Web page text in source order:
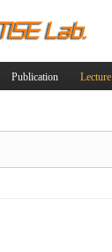
Publication Lecture
북5
북5